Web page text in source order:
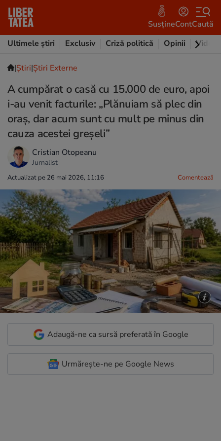
SusțineContCaută
Ultimele știri
Exclusiv Criză politică Opinii Video
|Ştiri|Știri Externe
A cumpărat o casă cu 15.000 de euro, apoi
i-au venit facturile: „Plănuiam să plec din
oraș, dar acum sunt cu mult pe minus din
cauza acestei greșeli”
Cristian Otopeanu
Jurnalist
Actualizat pe 26 mai 2026, 11:16 Comentează
Adaugă-ne ca sursă preferată în Google
Urmărește-ne pe Google News